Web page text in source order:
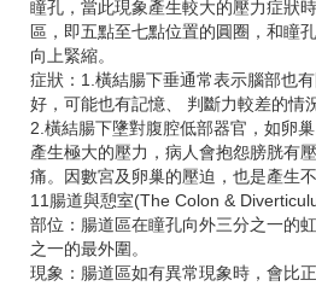
瞳孔，當此現象產生較大的壓力症狀
區，即五點至七點位置的圓圈，和瞳
向上緊縮。
症狀：1.橫結腸下垂通常表示腦部也
好，可能也有記憶、 判斷力較差的情況
2.橫結腸下墬對腹腔低部器官，如卵
產生極大的壓力，病人會抱怨膀胱有
痛。因數宮及卵巢的壓迫，也是產生
11腸道與憩室(The Colon &
部位：腸道區在瞳孔向外三分之一的
之一的最外圍。
現象：腸道區如有異常現象時，會比